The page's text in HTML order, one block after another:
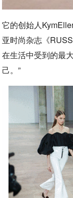
它的创始人
亚时尚杂志《
在生活中受到的最
己。”